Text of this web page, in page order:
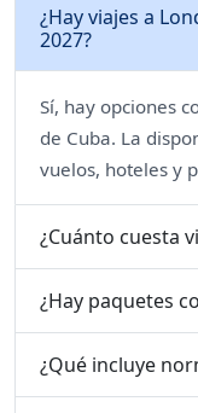
¿Hay viajes a
2027?
Sí, hay opciones
de Cuba. La
vuelos, hoteles y
¿Cuánto cuesta
¿Hay paquetes
¿Qué incluye